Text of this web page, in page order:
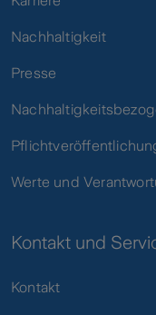
Nachhaltigkeit
Presse
Werte und
Kontakt und
Kontakt